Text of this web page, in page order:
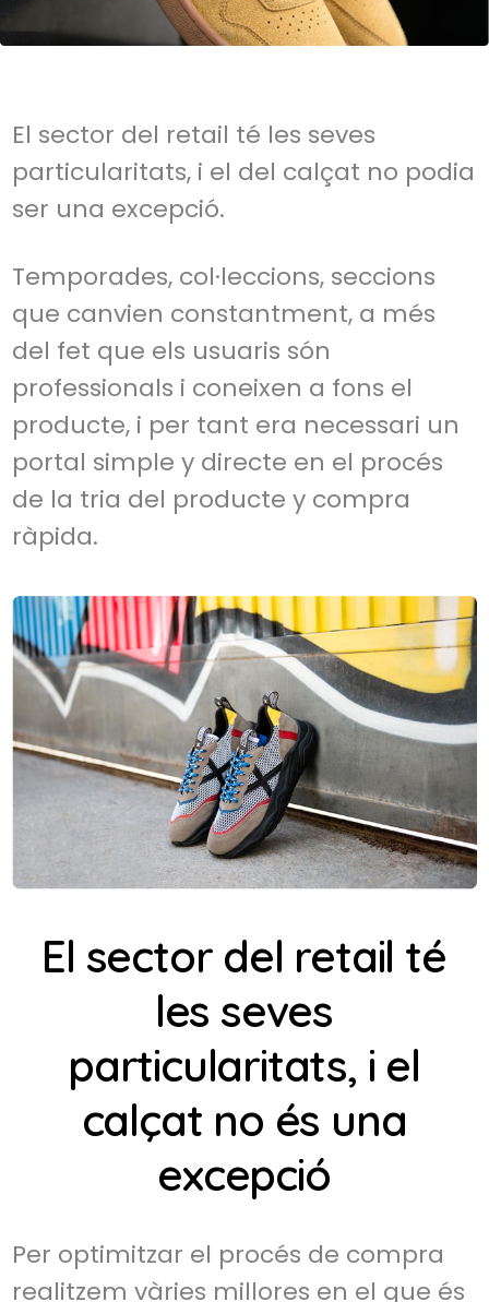
El sector del retail té les seves
particularitats, i el del calçat no podia
ser una excepció.
Temporades, col·leccions, seccions
que canvien constantment, a més
del fet que els usuaris són
professionals i coneixen a fons el
producte, i per tant era necessari un
portal simple y directe en el procés
de la tria del producte y compra
ràpida.
El sector del retail té
les seves
particularitats, i el
calçat no és una
excepció
Per optimitzar el procés de compra
realitzem vàries millores en el que és